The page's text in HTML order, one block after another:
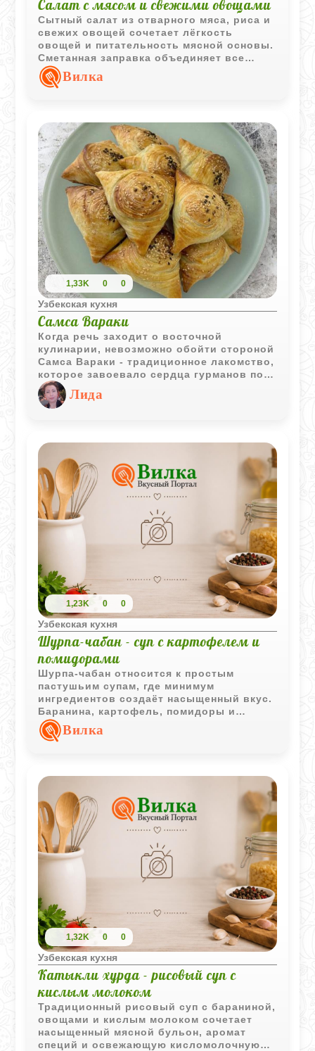
Салат с мясом и свежими овощами
Сытный салат из отварного мяса, риса и
свежих овощей сочетает лёгкость
овощей и питательность мясной основы.
Сметанная заправка объединяет все
ингредиенты в гармоничное и
освежающее блюдо.
Вилка
1,33K 0 0
Узбекская кухня
Самса Вараки
Когда речь заходит о восточной
кулинарии, невозможно обойти стороной
Самса Вараки - традиционное лакомство,
которое завоевало сердца гурманов по
всему миру. Это не просто пирожок, это
целая история, заключенная в слоях
хрустящего теста и ароматной мясной
Лида
1,23K 0 0
Узбекская кухня
Шурпа-чабан - суп с картофелем и
помидорами
Шурпа-чабан относится к простым
пастушьим супам, где минимум
ингредиентов создаёт насыщенный вкус.
Баранина, картофель, помидоры и
свежая зелень делают блюдо сытным и
ароматным.
Вилка
1,32K 0 0
Узбекская кухня
Катыкли хурда - рисовый суп с
кислым молоком
Традиционный рисовый суп с бараниной,
овощами и кислым молоком сочетает
насыщенный мясной бульон, аромат
специй и освежающую кисломолочную